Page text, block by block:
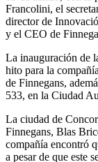
Francolini, el
director de
y el CEO de
La inauguración de
hito para la
de Finnegans,
533, en la Ciudad
La ciudad de
Finnegans, Blas
compañía encontró
a pesar de que este